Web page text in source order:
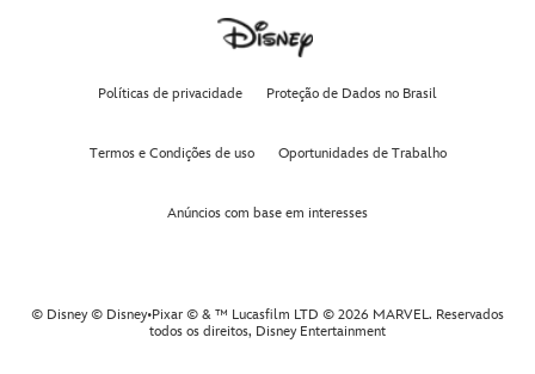
Políticas de privacidade Proteção de Dados no Brasil
Termos e Condições de uso Oportunidades de Trabalho
Anúncios com base em interesses
© Disney © Disney•Pixar © & ™ Lucasfilm LTD © 2026 MARVEL. Reservados
todos os direitos, Disney Entertainment